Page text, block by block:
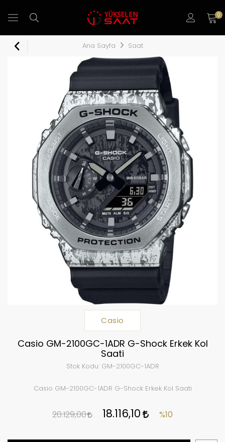
0
Ana Sayfa Saat
Casio
Casio GM-2100GC-1ADR G-Shock Erkek Kol
Saati
Stok Kodu:GM-2100GC-1ADR
Casio GM-2100GC-1ADR G-Shock Erkek Kol Saati
20.129,00 18.116,10 %10